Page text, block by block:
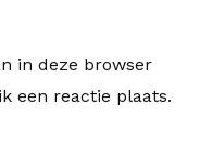
in deze browser
een reactie plaats.